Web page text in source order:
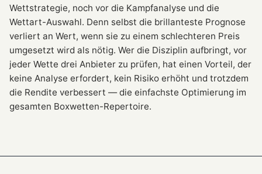
Wettstrategie, noch vor die Kampfanalyse und die
Wettart-Auswahl. Denn selbst die brillanteste Prognose
verliert an Wert, wenn sie zu einem schlechteren Preis
umgesetzt wird als nötig. Wer die Disziplin aufbringt, vor
jeder Wette drei Anbieter zu prüfen, hat einen Vorteil, der
keine Analyse erfordert, kein Risiko erhöht und trotzdem
die Rendite verbessert — die einfachste Optimierung im
gesamten Boxwetten-Repertoire.